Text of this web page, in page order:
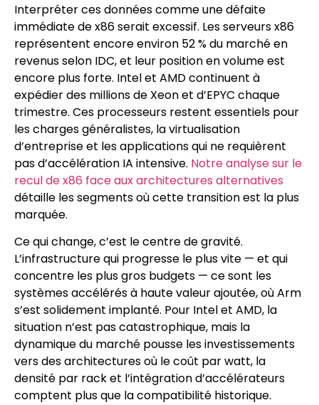
Interpréter ces données comme une défaite
immédiate de x86 serait excessif. Les serveurs x86
représentent encore environ 52 % du marché en
revenus selon IDC, et leur position en volume est
encore plus forte. Intel et AMD continuent à
expédier des millions de Xeon et d’EPYC chaque
trimestre. Ces processeurs restent essentiels pour
les charges généralistes, la virtualisation
d’entreprise et les applications qui ne requièrent
pas d’accélération IA intensive. Notre analyse sur le
recul de x86 face aux architectures alternatives
détaille les segments où cette transition est la plus
marquée.
Ce qui change, c’est le centre de gravité.
L’infrastructure qui progresse le plus vite — et qui
concentre les plus gros budgets — ce sont les
systèmes accélérés à haute valeur ajoutée, où Arm
s’est solidement implanté. Pour Intel et AMD, la
situation n’est pas catastrophique, mais la
dynamique du marché pousse les investissements
vers des architectures où le coût par watt, la
densité par rack et l’intégration d’accélérateurs
comptent plus que la compatibilité historique.